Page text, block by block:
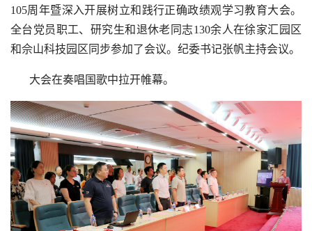
105周年暨深入开展树立和践行正确政绩观学习教育大会。
全台党员职工、研究生和退休老同志130余人在徐家汇园区
和佘山科技园区同步参加了会议。纪委书记张帆主持会议。
大会在奏唱国歌中拉开帷幕。